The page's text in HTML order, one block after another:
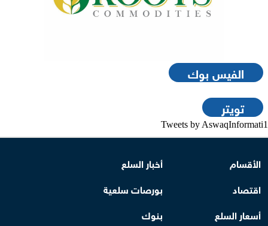
الفيس بوك
تويتر
Tweets by AswaqInformati1
الأقسام
أخبار السلع
اقتصاد
بورصات سلعية
أسعار السلع
بنوك